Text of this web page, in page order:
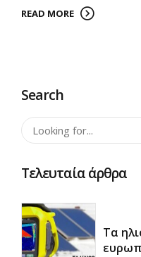
READ MORE
Search
Τελευταία άρθρα
Τα